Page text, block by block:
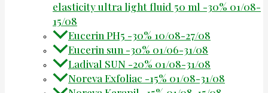
elasticity ultra light fluid 50 ml -30% 01/08-
15/08
Eucerin PH5 -30% 10/08-27/08
Eucerin sun -30% 01/06-31/08
Ladival SUN -20% 01/08-31/08
Noreva Exfoliac -15% 01/08-31/08